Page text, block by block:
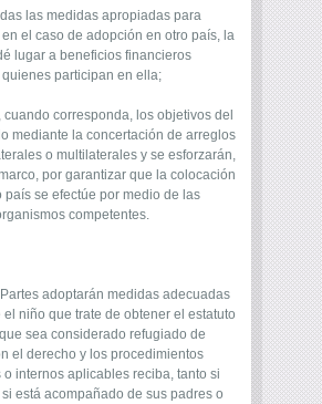
las medidas apropiadas para
el caso de adopción en otro país, la
lugar a beneficios financieros
participan en ella;
corresponda, los objetivos del
mediante la concertación de arreglos
o multilaterales y se esforzarán,
por garantizar que la colocación
país se efectúe por medio de las
competentes.
adoptarán medidas adecuadas
niño que trate de obtener el estatuto
sea considerado refugiado de
el derecho y los procedimientos
internos aplicables reciba, tanto si
está acompañado de sus padres o